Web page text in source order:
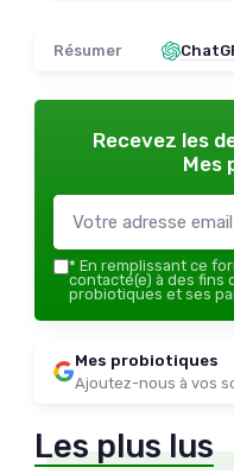
Résumer
Recevez les
Mes
* En remplissant ce
contacté(e) à des fins
probiotiques et ses
Mes probiotiques
Ajoutez-nous à vos
Les plus lus